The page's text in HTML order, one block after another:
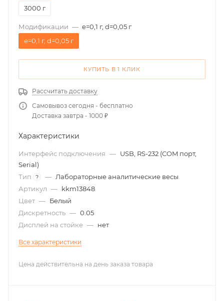
3000 г
Модификации — e=0,1 г, d=0,05 г
e=0,1 г, d=0,05 г
КУПИТЬ В 1 КЛИК
Рассчитать доставку
Самовывоз сегодня - бесплатно
Доставка завтра - 1000 ₽
Характеристики
Интерфейс подключения — USB, RS-232 (COM порт,
Serial)
Тип
? — Лабораторные аналитические весы
Артикул — kkm13848
Цвет — Белый
Дискретность — 0.05
Дисплей на стойке — нет
Все характеристики
Цена действительна на день заказа товара